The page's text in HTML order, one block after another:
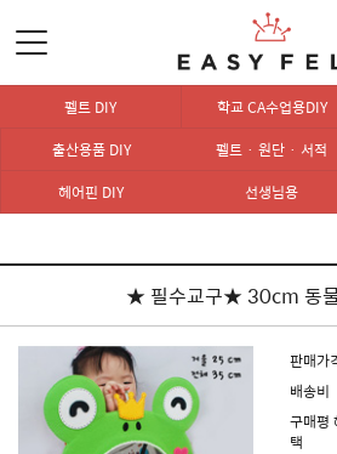
펠트 DIY 학교 CA수업용DIY
출산용품 DIY
펠트 · 원단 · 서적
헤어핀 DIY
선생님용
★ 필수교구★ 30cm 동
판매가
배송비
구매평
택